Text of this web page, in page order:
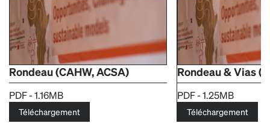
Rondeau (CAHW, ACSA)
PDF - 1.16MB
Téléchargement
Rondeau & Vias
PDF - 1.25MB
Téléchargement